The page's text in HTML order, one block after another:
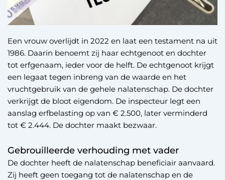
Een vrouw overlijdt in 2022 en laat een testament na uit
1986. Daarin benoemt zij haar echtgenoot en dochter
tot erfgenaam, ieder voor de helft. De echtgenoot krijgt
een legaat tegen inbreng van de waarde en het
vruchtgebruik van de gehele nalatenschap. De dochter
verkrijgt de bloot eigendom. De inspecteur legt een
aanslag erfbelasting op van € 2.500, later verminderd
tot € 2.444. De dochter maakt bezwaar.
Gebrouilleerde verhouding met vader
De dochter heeft de nalatenschap beneficiair aanvaard.
Zij heeft geen toegang tot de nalatenschap en de